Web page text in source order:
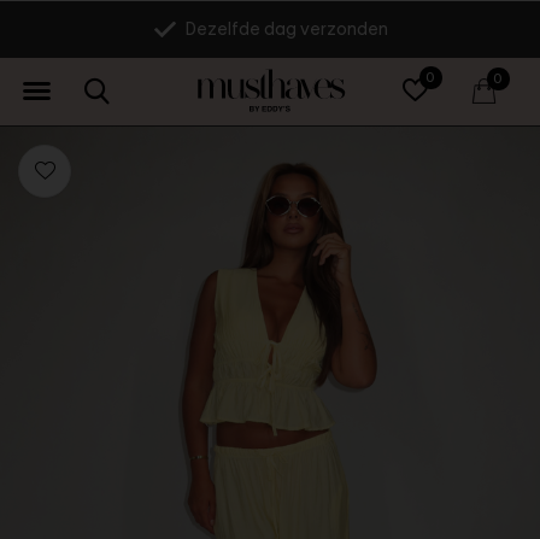
0 0
Dezelfde dag verzonden